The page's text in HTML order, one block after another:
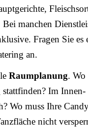
manchen
Fragen Sie es
an.
Raumplanung. Wo
stattfinden? Im Innen-
Wo muss Ihre
nicht